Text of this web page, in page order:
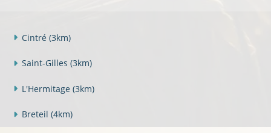
Cintré (3km)
Saint-Gilles (3km)
L'Hermitage (3km)
Breteil (4km)